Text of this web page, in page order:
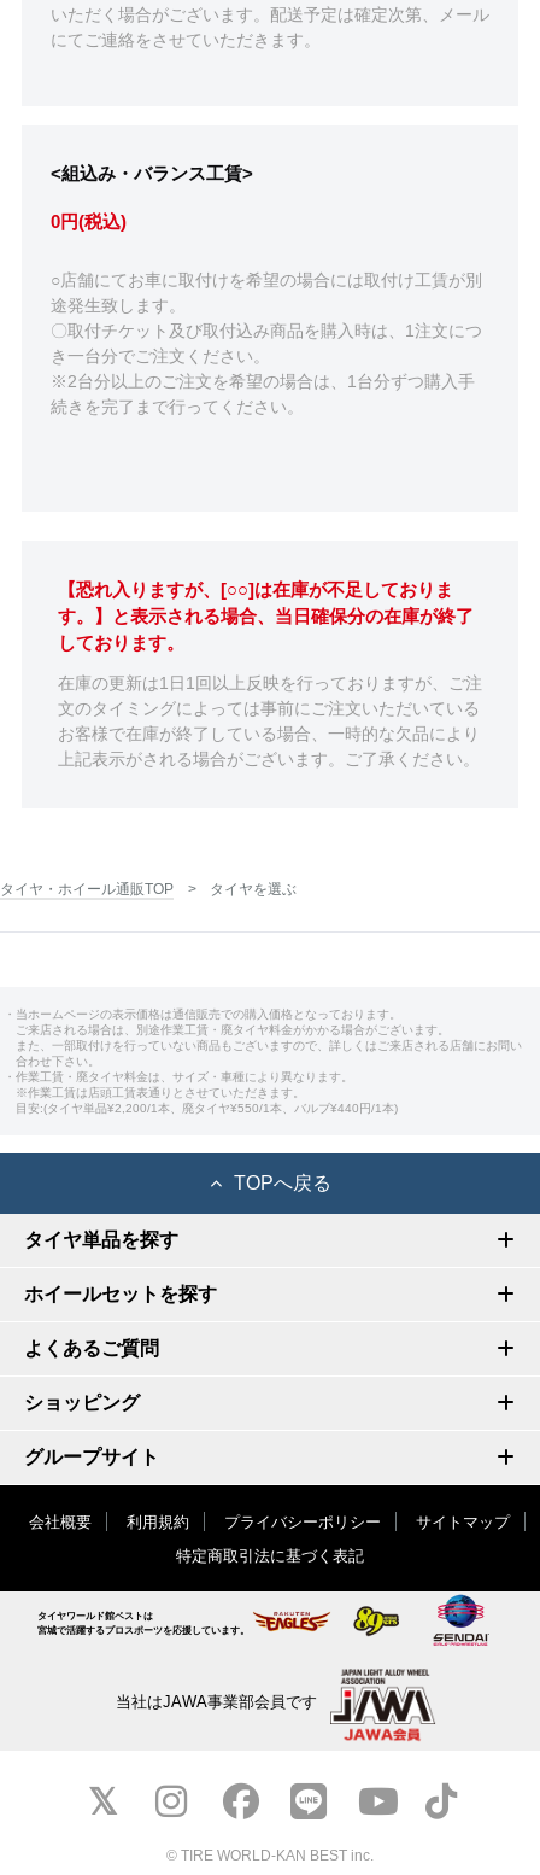
いただく場合がございます。配送予定は確定次第、メール
にてご連絡をさせていただきます。
<組込み・バランス工賃>
0円(税込)
○店舗にてお車に取付けを希望の場合には取付け工賃が別
途発生致します。
〇取付チケット及び取付込み商品を購入時は、1注文につ
き一台分でご注文ください。
※2台分以上のご注文を希望の場合は、1台分ずつ購入手
続きを完了まで行ってください。
【恐れ入りますが、[○○]は在庫が不足しておりま
す。】と表示される場合、当日確保分の在庫が終了
しております。
在庫の更新は1日1回以上反映を行っておりますが、ご注
文のタイミングによっては事前にご注文いただいている
お客様で在庫が終了している場合、一時的な欠品により
上記表示がされる場合がございます。ご了承ください。
タイヤ・ホイール通販TOP タイヤを選ぶ
・当ホームページの表示価格は通信販売での購入価格となっております。
ご来店される場合は、別途作業工賃・廃タイヤ料金がかかる場合がございます。
また、一部取付けを行っていない商品もございますので、詳しくはご来店される店舗にお問い
合わせ下さい。
・作業工賃・廃タイヤ料金は、サイズ・車種により異なります。
※作業工賃は店頭工賃表通りとさせていただきます。
目安:(タイヤ単品¥2,200/1本、廃タイヤ¥550/1本、バルブ¥440円/1本)
TOPへ戻る
タイヤ単品を探す
ホイールセットを探す
よくあるご質問
ショッピング
グループサイト
会社概要 利用規約 プライバシーポリシー
サイトマップ
特定商取引法に基づく表記
タイヤワールド館ベストは
宮城で活躍するプロスポーツを応援しています。
当社はJAWA事業部会員です
© TIRE WORLD-KAN BEST inc.